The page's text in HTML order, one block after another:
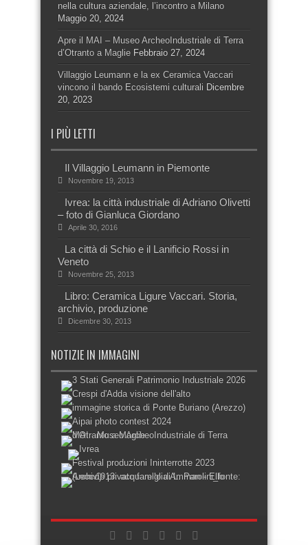
nella cultura aziendale, l’incontro a Milano
Maggio 20, 2024
Apre il MAI – Museo ArcheoIndustriale di Terra
d’Otranto a Maglie Febbraio 27, 2024
Villaggio Leumann e la ex Ceramica Vaccari
vincono il bando Ecosistemi culturali Dicembre
20, 2023
I PIÙ LETTI
Il Villaggio Leumann in Piemonte
Novembre 19, 2013
Ivrea: la città industriale di Adriano Olivetti
– foto di Gianluca Giordano
Aprile 30, 2016
La città di Schio e il Lanificio Rossi in
Veneto
Novembre 25, 2013
Libro: Ceramica Ligure Vaccari. Storia,
archivio, produzione
Dicembre 30, 2013
NOTIZIE IN IMMAGINI